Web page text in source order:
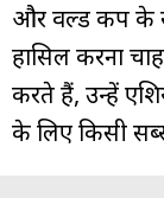
और वर्ल्ड कप के
हासिल करना
करते हैं, उन्हें
के लिए किसी